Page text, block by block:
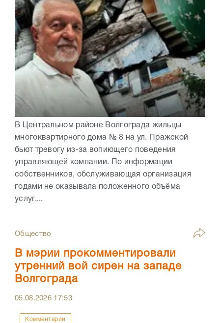
В Центральном районе Волгограда жильцы
многоквартирного дома № 8 на ул. Пражской
бьют тревогу из-за вопиющего поведения
управляющей компании. По информации
собственников, обслуживающая организация
годами не оказывала положенного объёма
услуг,...
Общество
В мэрии прокомментировали
утренний вой сирен на западе
Волгограда
05.08.2026 17:53
Комментарии